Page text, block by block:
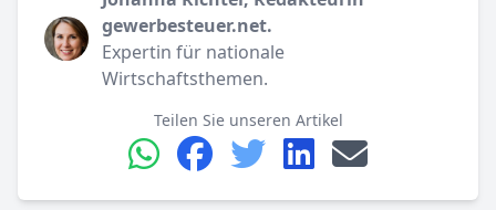
gewerbesteuer.net.
Expertin für nationale
Wirtschaftsthemen.
Teilen Sie unseren Artikel